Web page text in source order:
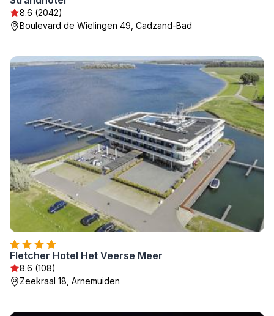
8.6 (2042)
Boulevard de Wielingen 49, Cadzand-Bad
Fletcher Hotel Het Veerse Meer
8.6 (108)
Zeekraal 18, Arnemuiden